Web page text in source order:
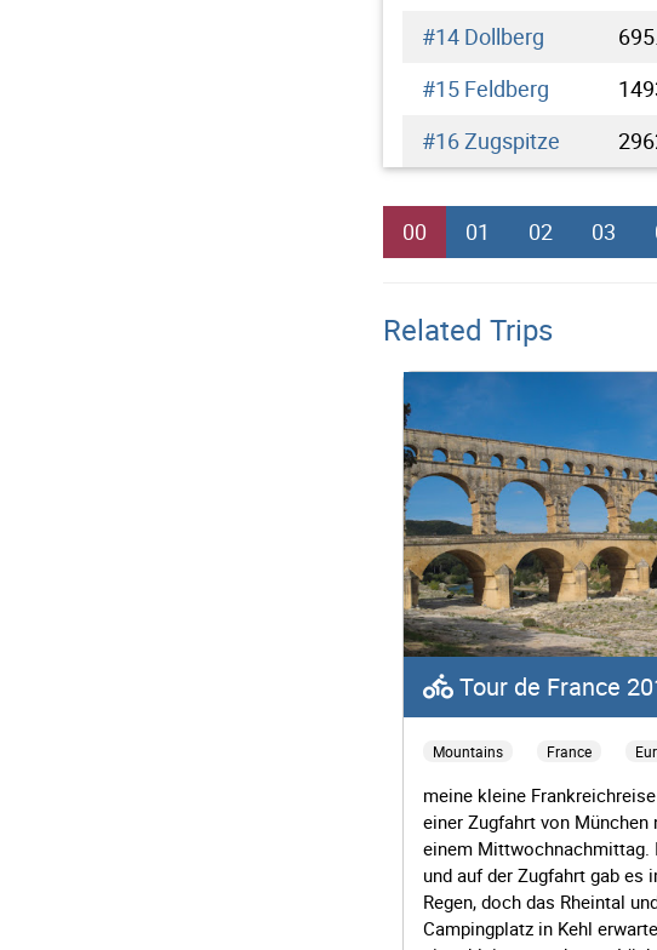
#14 Dollberg
#15 Feldberg
#16 Zugspitze
00 01 02 03
Related Trips
Tour de France
Mountains France
meine kleine
einer Zugfahrt von München
einem Mittwochnachmittag.
und auf der Zugfahrt gab es
Regen, doch das Rheintal
Campingplatz in Kehl